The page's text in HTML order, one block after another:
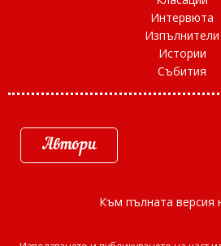
Интервюта
Изпълнители
Истории
Събития
Автори
Към пълната версия